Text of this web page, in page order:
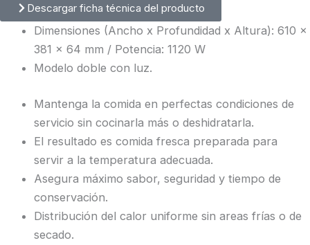
Descargar ficha técnica del producto
Dimensiones (Ancho x Profundidad x Altura): 610 x
381 x 64 mm / Potencia: 1120 W
Modelo doble con luz.
Mantenga la comida en perfectas condiciones de
servicio sin cocinarla más o deshidratarla.
El resultado es comida fresca preparada para
servir a la temperatura adecuada.
Asegura máximo sabor, seguridad y tiempo de
conservación.
Distribución del calor uniforme sin areas frías o de
secado.